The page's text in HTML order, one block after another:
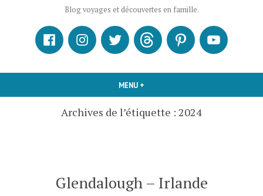
Blog voyages et découvertes en famille.
MENU +
FacebookInstagram
X ThreadsPinterestYoutube
Archives de l’étiquette : 2024
Glendalough – Irlande